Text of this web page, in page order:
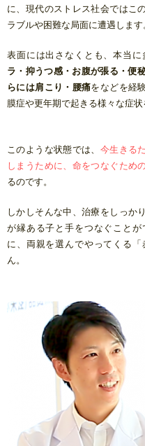
に、現代のストレス社会ではこ
ラブルや困難な局面に遭遇します。
表面には出さなくとも、本当に
ラ・抑うつ感・お腹が張る・便
らには肩こり・腰痛をなどを経
膜症や更年期で起きる様々な症状
このような状態では、 今生きる
しまうために、命をつなぐため
るのです。
しかしそんな中、治療をしっか
が縁ある子と手をつなぐこと
に、両親を選んでやってくる
ん。